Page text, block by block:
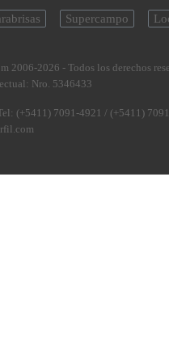
Supercampo
2006-2026 - Todos los derechos
Nro. 5346433
(+5411) 7091-4921 / (+5411)